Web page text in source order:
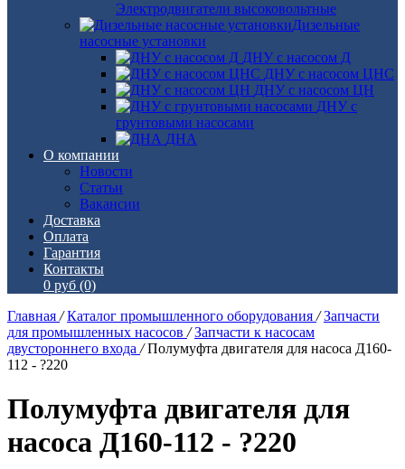
Электродвигатели высоковольтные
Дизельные
насосные установки
ДНУ с насосом Д
ДНУ с насосом ЦНС
ДНУ с насосом ЦН
ДНУ с
грунтовыми насосами
ДНА
О компании
Новости
Статьи
Вакансии
Доставка
Оплата
Гарантия
Контакты
0 руб (0)
Главная / Каталог промышленного оборудования / Запчасти
для промышленных насосов / Запчасти к насосам
двустороннего входа / Полумуфта двигателя для насоса Д160-
112 - ?220
Полумуфта двигателя для
насоса Д160-112 - ?220